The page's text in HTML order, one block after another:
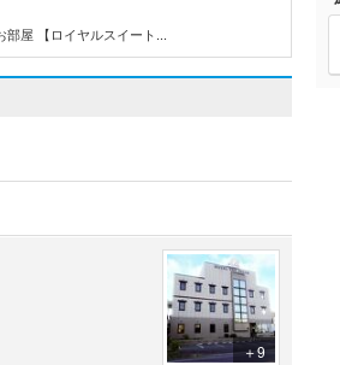
屋 【ロイヤルスイート...
＋9